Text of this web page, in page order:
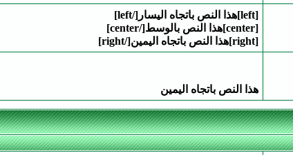
[left]هذا النص باتجاه اليسار[/left]
[center]هذا النص بالوسط[/center]
[right]هذا النص باتجاه اليمين[/right]
هذا النص باتجاه اليمين